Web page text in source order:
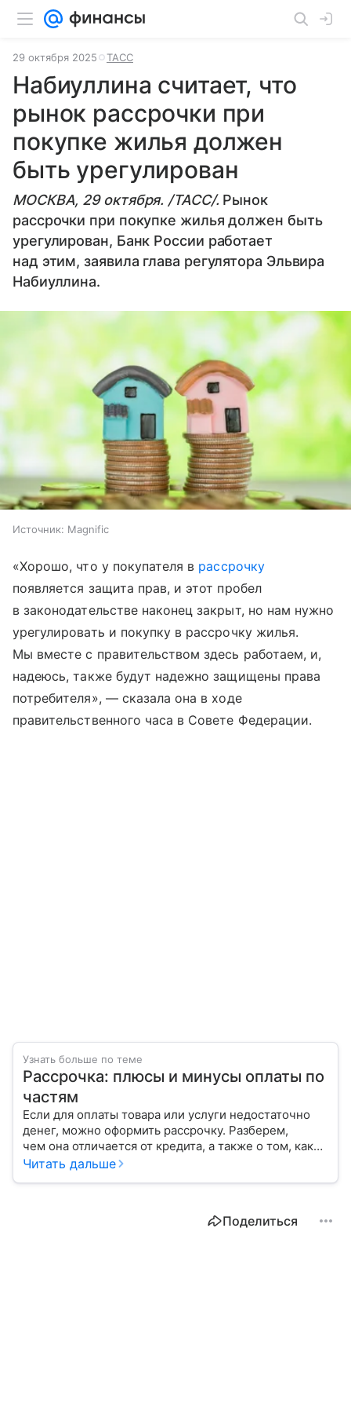
29 октября 2025 ТАСС
Набиуллина считает, что
рынок рассрочки при
покупке жилья должен
быть урегулирован
МОСКВА, 29 октября. /ТАСС/. Рынок
рассрочки при покупке жилья должен быть
урегулирован, Банк России работает
над этим, заявила глава регулятора Эльвира
Набиуллина.
Источник: Magnific
«Хорошо, что у покупателя в рассрочку
появляется защита прав, и этот пробел
в законодательстве наконец закрыт, но нам нужно
урегулировать и покупку в рассрочку жилья.
Мы вместе с правительством здесь работаем, и,
надеюсь, также будут надежно защищены права
потребителя», — сказала она в ходе
правительственного часа в Совете Федерации.
Узнать больше по теме
Рассрочка: плюсы и минусы оплаты по
частям
Если для оплаты товара или услуги недостаточно
денег, можно оформить рассрочку. Разберем,
чем она отличается от кредита, а также о том, каков
процесс предоставления этой услуги.
Читать дальше
Поделиться